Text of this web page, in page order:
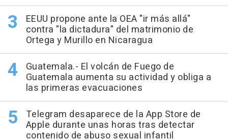
EEUU propone ante la OEA "ir más allá"
contra "la dictadura" del matrimonio de
Ortega y Murillo en Nicaragua
Guatemala.- El volcán de Fuego de
Guatemala aumenta su actividad y obliga a
las primeras evacuaciones
Telegram desaparece de la App Store de
Apple durante unas horas tras detectar
contenido de abuso sexual infantil